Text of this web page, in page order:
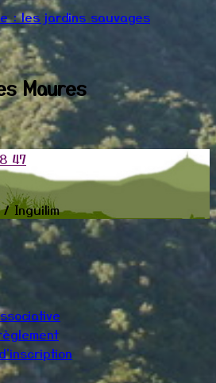
: les jardins sauvages
Maures
47
Inguilim